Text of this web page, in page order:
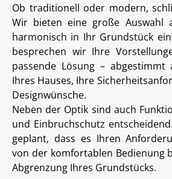
Ob traditionell oder modern,
Wir bieten eine große Auswahl
harmonisch in Ihr Grundstück
besprechen wir Ihre
passende Lösung –
Ihres Hauses, Ihre
Designwünsche.
Neben der Optik sind auch
und Einbruchschutz
geplant, dass es Ihren
von der komfortablen Bedienung
Abgrenzung Ihres Grundstücks.